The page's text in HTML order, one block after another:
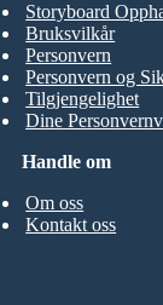
Handle om
Om oss
Kontakt oss
Storyboard
Bruksvilkår
Personvern
Personvern og
Tilgjengelighet
Dine